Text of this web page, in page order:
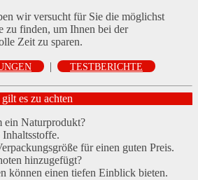
wir versucht für Sie die möglichst
zu finden, um Ihnen bei der
Zeit zu sparen.
| TESTBERICHTE
es zu achten
ein Naturprodukt?
für einen guten Preis.
hinzugefügt?
können einen tiefen Einblick bieten.